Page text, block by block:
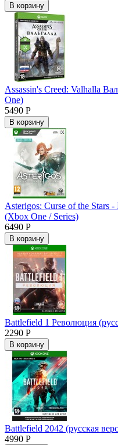
В корзину
Assassin's Creed: Valhalla
One)
5490 Р
В корзину
Asterigos: Curse of the Stars
(Xbox One / Series)
6490 Р
В корзину
Battlefield 1 Революция
2290 Р
В корзину
Battlefield 2042 (русская
4990 Р